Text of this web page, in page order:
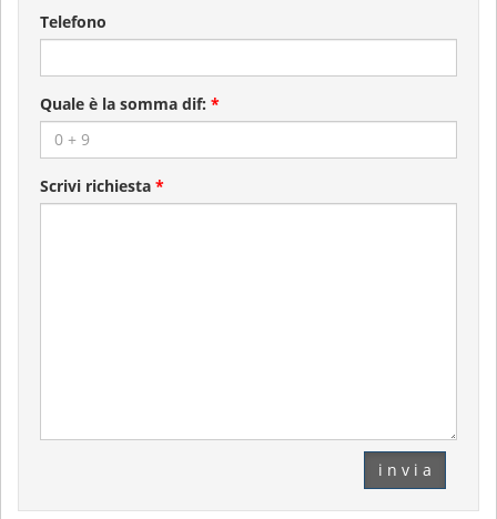
Telefono
Quale è la somma dif: *
Scrivi richiesta *
i n v i a